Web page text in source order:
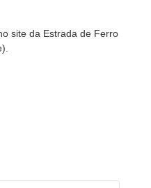
site da Estrada de Ferro